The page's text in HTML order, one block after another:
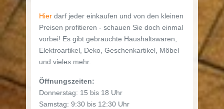
Hier darf jeder einkaufen und von den kleinen
Preisen profitieren - schauen Sie doch einmal
vorbei! Es gibt gebrauchte Haushaltswaren,
Elektroartikel, Deko, Geschenkartikel, Möbel
und vieles mehr.
Öffnungszeiten:
Donnerstag: 15 bis 18 Uhr
Samstag: 9:30 bis 12:30 Uhr